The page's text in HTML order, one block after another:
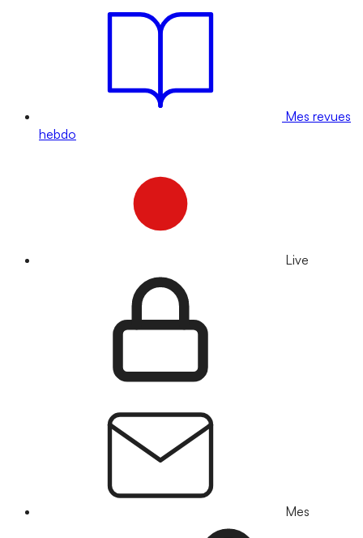
Mes revues
hebdo
Live
Mes